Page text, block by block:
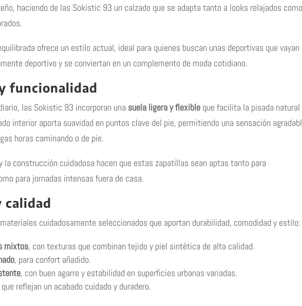
haciendo de las Sokistic 93 un calzado que se adapta tanto a looks relajados como
ofrece un estilo actual, ideal para quienes buscan unas deportivas que vayan
deportivo y se conviertan en un complemento de moda cotidiano.
funcionalidad
las Sokistic 93 incorporan una suela ligera y flexibleque facilita la pisada natural
interior aporta suavidad en puntos clave del pie, permitiendo una sensación
horas caminando o de pie.
la construcción cuidadosa hacen que estas zapatillas sean aptas tanto para
para jornadas intensas fuera de casa.
calidad
cuidadosamente seleccionados que aportan durabilidad, comodidad y estilo:
mixtos, con texturas que combinan tejido y piel sintética de alta calidad.
, para confort añadido.
, con buen agarre y estabilidad en superficies urbanas variadas.
reflejan un acabado cuidado y duradero.